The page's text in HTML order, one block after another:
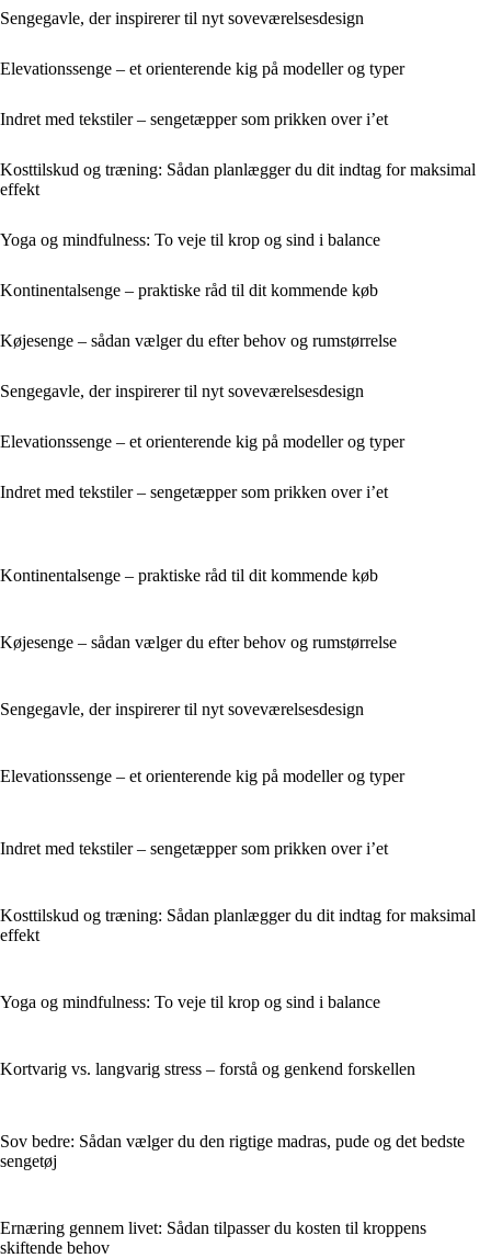
Sengegavle, der inspirerer til nyt soveværelsesdesign
Elevationssenge – et orienterende kig på modeller og typer
Indret med tekstiler – sengetæpper som prikken over i’et
Kosttilskud og træning: Sådan planlægger du dit indtag for maksimal
effekt
Yoga og mindfulness: To veje til krop og sind i balance
Kontinentalsenge – praktiske råd til dit kommende køb
Køjesenge – sådan vælger du efter behov og rumstørrelse
Sengegavle, der inspirerer til nyt soveværelsesdesign
Elevationssenge – et orienterende kig på modeller og typer
Indret med tekstiler – sengetæpper som prikken over i’et
Kontinentalsenge – praktiske råd til dit kommende køb
Køjesenge – sådan vælger du efter behov og rumstørrelse
Sengegavle, der inspirerer til nyt soveværelsesdesign
Elevationssenge – et orienterende kig på modeller og typer
Indret med tekstiler – sengetæpper som prikken over i’et
Kosttilskud og træning: Sådan planlægger du dit indtag for maksimal
effekt
Yoga og mindfulness: To veje til krop og sind i balance
Kortvarig vs. langvarig stress – forstå og genkend forskellen
Sov bedre: Sådan vælger du den rigtige madras, pude og det bedste
sengetøj
Ernæring gennem livet: Sådan tilpasser du kosten til kroppens
skiftende behov